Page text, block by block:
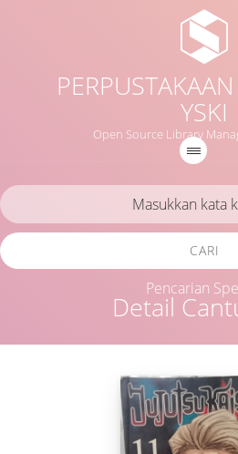
YSKI
Open Source Library
Detail
CARI
Pencarian